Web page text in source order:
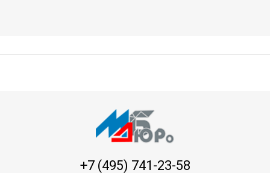
+7 (495) 741-23-58